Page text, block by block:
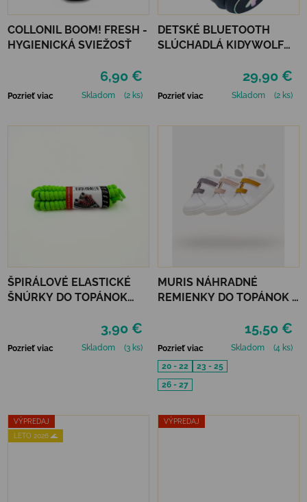
COLLONIL BOOM! FRESH -
HYGIENICKÁ SVIEŽOSŤ
6,90 €
Pozrieť viac Skladom (2 ks)
DETSKÉ BLUETOOTH
SLÚCHADLÁ KIDYWOLF
29,90 €
Pozrieť viac Skladom (2 ks)
ŠPIRÁLOVÉ ELASTICKÉ
ŠNÚRKY DO TOPÁNOK
3,90 €
Pozrieť viac Skladom (3 ks)
MURIS NÁHRADNÉ
REMIENKY DO TOPÁNOK 3
15,50 €
Pozrieť viac Skladom
(4 ks)
20 - 22
23 - 25
26 - 27
VÝPREDAJ
LETO 2026 🌊
VÝPREDAJ